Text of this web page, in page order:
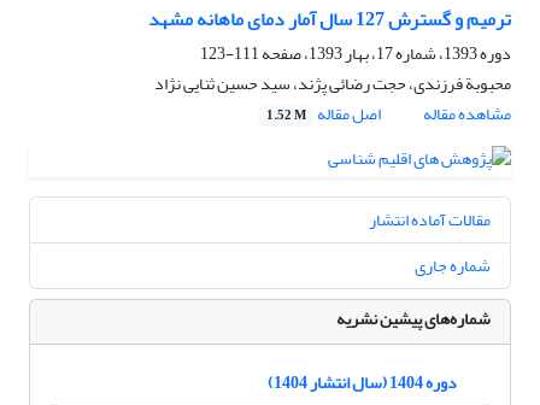
ترمیم و گسترش 127 سال آمار دمای ماهانه مشهد
دوره 1393، شماره 17، بهار 1393، صفحه
111-123
محبوبة فرزندی، حجت رضائی پژند، سید حسین ثنایی نژاد
مشاهده مقاله
اصل مقاله 1.52 M
مقالات آماده انتشار
شماره جاری
شماره‌های پیشین نشریه
دوره 1404 (سال انتشار 1404)